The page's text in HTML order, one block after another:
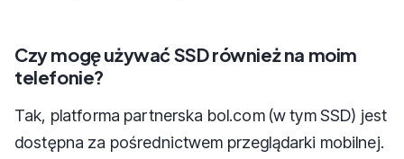
Czy mogę używać SSD również na moim
telefonie?
Tak, platforma partnerska bol.com (w tym SSD) jest
dostępna za pośrednictwem przeglądarki mobilnej.